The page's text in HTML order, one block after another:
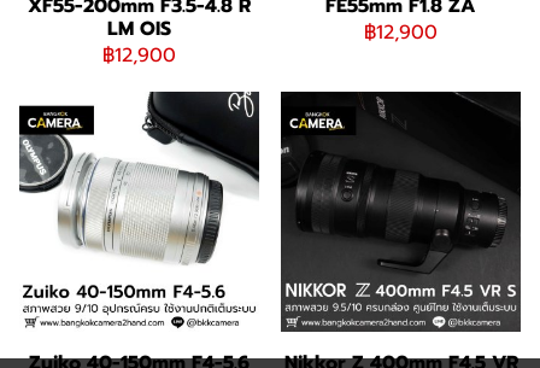
XF55-200mm F3.5-4.8 R
LM OIS
฿12,900
FE55mm F1.8 ZA
฿12,900